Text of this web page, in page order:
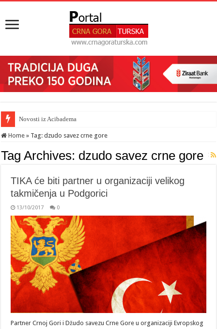
Novosti iz Acibadema
Home » Tag:dzudo savez crne gore
Tag Archives: dzudo savez crne gore
TIKA će biti partner u organizaciji velikog
takmičenja u Podgorici
13/10/2017 0
Partner Crnoj Gori i Džudo savezu Crne Gore u organizaciji Evropskog